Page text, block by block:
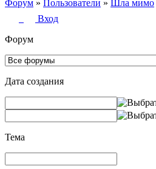
Форум » Пользователи » Шла мимо
Вход
Форум
Дата создания
Тема